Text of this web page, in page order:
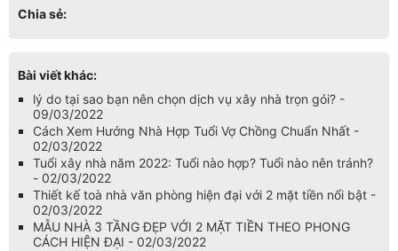
Chia sẻ:
Bài viết khác:
lý do tại sao bạn nên chọn dịch vụ xây nhà trọn gói? -
09/03/2022
Cách Xem Hướng Nhà Hợp Tuổi Vợ Chồng Chuẩn Nhất -
02/03/2022
Tuổi xây nhà năm 2022: Tuổi nào hợp? Tuổi nào nên tránh?
- 02/03/2022
Thiết kế toà nhà văn phòng hiện đại với 2 mặt tiền nổi bật -
02/03/2022
MẪU NHÀ 3 TẦNG ĐẸP VỚI 2 MẶT TIỀN THEO PHONG
CÁCH HIỆN ĐẠI - 02/03/2022